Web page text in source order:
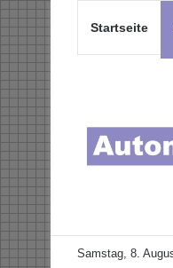
Startseite
Samstag, 8.